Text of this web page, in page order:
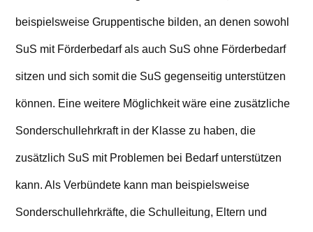
beispielsweise Gruppentische bilden, an denen sowohl
SuS mit Förderbedarf als auch SuS ohne Förderbedarf
sitzen und sich somit die SuS gegenseitig unterstützen
können. Eine weitere Möglichkeit wäre eine zusätzliche
Sonderschullehrkraft in der Klasse zu haben, die
zusätzlich SuS mit Problemen bei Bedarf unterstützen
kann. Als Verbündete kann man beispielsweise
Sonderschullehrkräfte, die Schulleitung, Eltern und